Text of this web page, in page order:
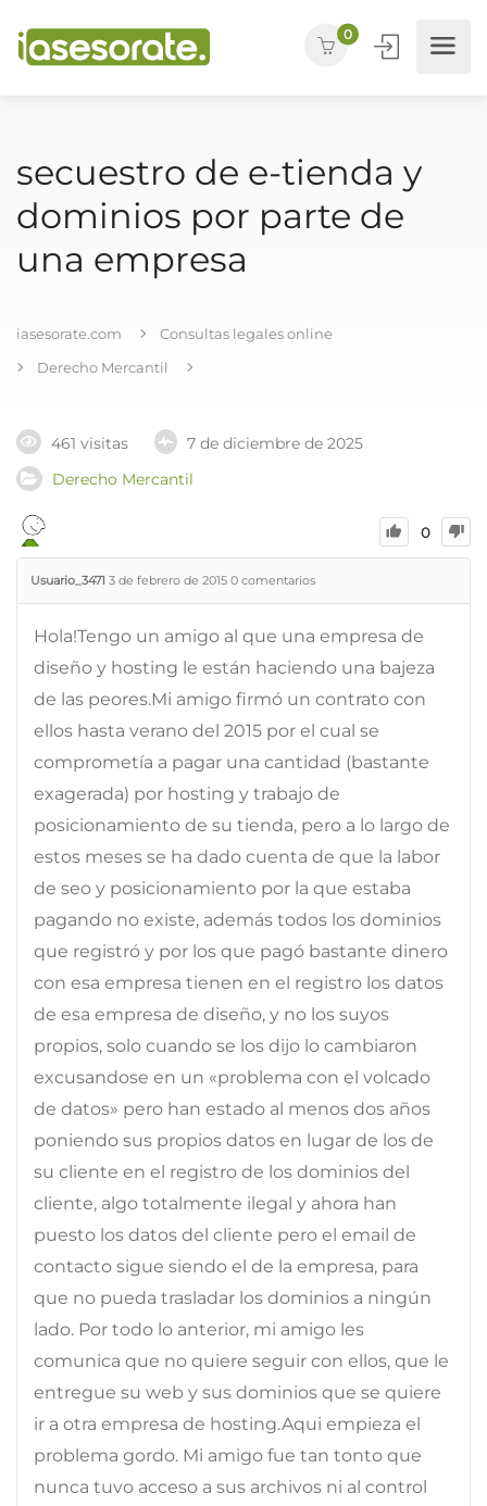
0
secuestro de e-tienda y
dominios por parte de
una empresa
iasesorate.com
Consultas legales online
Derecho Mercantil
461 visitas
7 de diciembre de 2025
Derecho Mercantil
0
Usuario_3471 3 de febrero de 2015 0 comentarios
Hola!Tengo un amigo al que una empresa de
diseño y hosting le están haciendo una bajeza
de las peores.Mi amigo firmó un contrato con
ellos hasta verano del 2015 por el cual se
comprometía a pagar una cantidad (bastante
exagerada) por hosting y trabajo de
posicionamiento de su tienda, pero a lo largo de
estos meses se ha dado cuenta de que la labor
de seo y posicionamiento por la que estaba
pagando no existe, además todos los dominios
que registró y por los que pagó bastante dinero
con esa empresa tienen en el registro los datos
de esa empresa de diseño, y no los suyos
propios, solo cuando se los dijo lo cambiaron
excusandose en un «problema con el volcado
de datos» pero han estado al menos dos años
poniendo sus propios datos en lugar de los de
su cliente en el registro de los dominios del
cliente, algo totalmente ilegal y ahora han
puesto los datos del cliente pero el email de
contacto sigue siendo el de la empresa, para
que no pueda trasladar los dominios a ningún
lado. Por todo lo anterior, mi amigo les
comunica que no quiere seguir con ellos, que le
entregue su web y sus dominios que se quiere
ir a otra empresa de hosting.Aqui empieza el
problema gordo. Mi amigo fue tan tonto que
nunca tuvo acceso a sus archivos ni al control